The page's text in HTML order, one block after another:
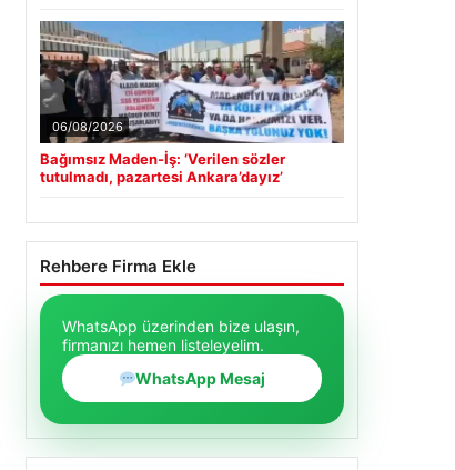
06/08/2026
Bağımsız Maden-İş: ‘Verilen sözler
tutulmadı, pazartesi Ankara’dayız’
Rehbere Firma Ekle
WhatsApp üzerinden bize ulaşın,
firmanızı hemen listeleyelim.
WhatsApp Mesaj